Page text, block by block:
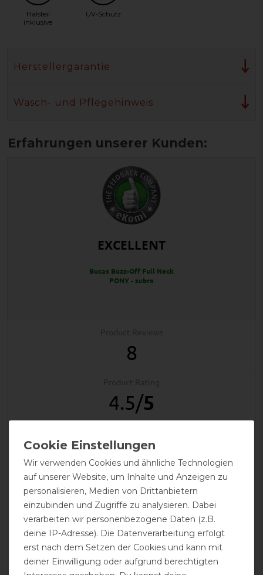
Halsteil
inklusive
UV-Schutz
Herstellergarantie
Wasch- und Pflegehinweis
EXCELLENT
Bucas Buzz-Off Full Neck
PONY - zebra
8
4.5/5
product experience
calculated from 8 customer reviews
Positive
87.5%
Neutral
12.5%
Negative
0%
Wir verwenden Cookies und ähnliche Technologien
auf unserer Website, um Inhalte und Anzeigen zu
personalisieren, Medien von Drittanbietern
einzubinden und Zugriffe zu analysieren. Dabei
verarbeiten wir personenbezogene Daten (z.B.
deine IP-Adresse). Die Datenverarbeitung erfolgt
erst nach dem Setzen der Cookies und kann mit
deiner Einwilligung oder aufgrund berechtigten